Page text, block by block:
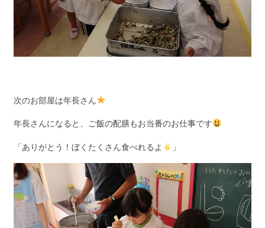
次のお部屋は年長さん
年長さんになると、ご飯の配膳もお当番のお仕事です
「ありがとう！ぼくたくさん食べれるよ 」